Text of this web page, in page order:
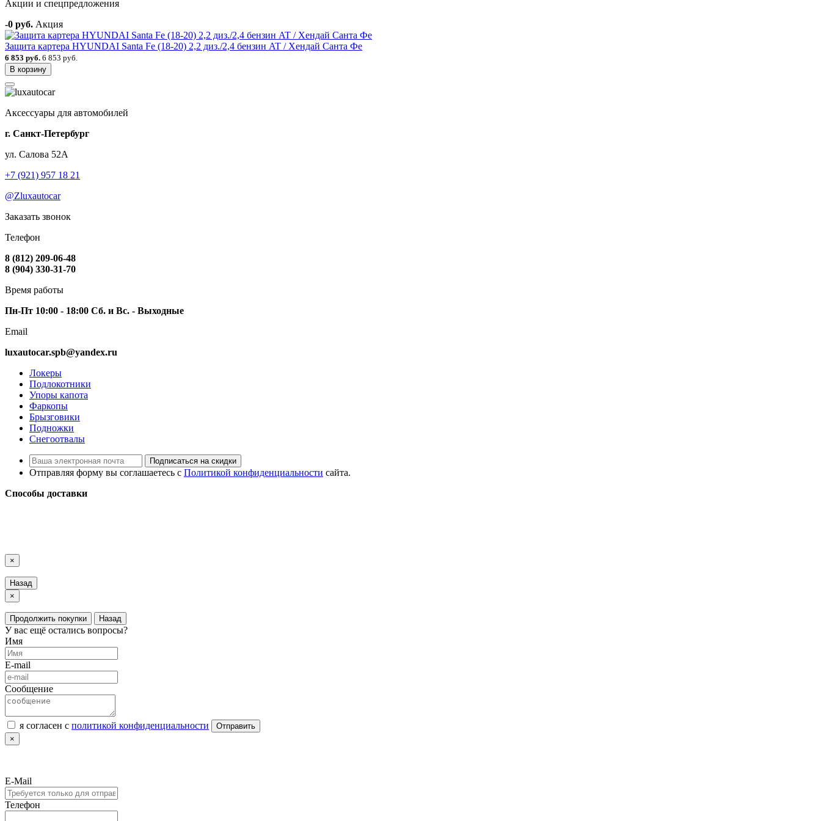
Акции и спецпредложения
-0 руб. Акция
Защита картера HYUNDAI Santa Fe (18-20) 2,2 диз./2,4 бензин AT / Хендай Санта Фе
6 853 руб. 6 853 руб.
В корзину
Аксессуары для автомобилей
г. Санкт-Петербург
ул. Салова 52А
+7 (921) 957 18 21
@Zluxautocar
Заказать звонок
Телефон
8 (812) 209-06-48
8 (904) 330-31-70
Время работы
Пн-Пт 10:00 - 18:00 Сб. и Вс. - Выходные
Email
luxautocar.spb@yandex.ru
Локеры
Подлокотники
Упоры капота
Фаркопы
Брызговики
Подножки
Снегоотвалы
Подписаться на скидки
Отправляя форму вы соглашаетесь с Политикой конфиденциальности сайта.
Способы доставки
×
Назад
×
Продолжить покупки Назад
У вас ещё остались вопросы?
Имя
E-mail
Сообщение
я согласен с политикой конфиденциальности
Отправить
×
E-Mail
Телефон